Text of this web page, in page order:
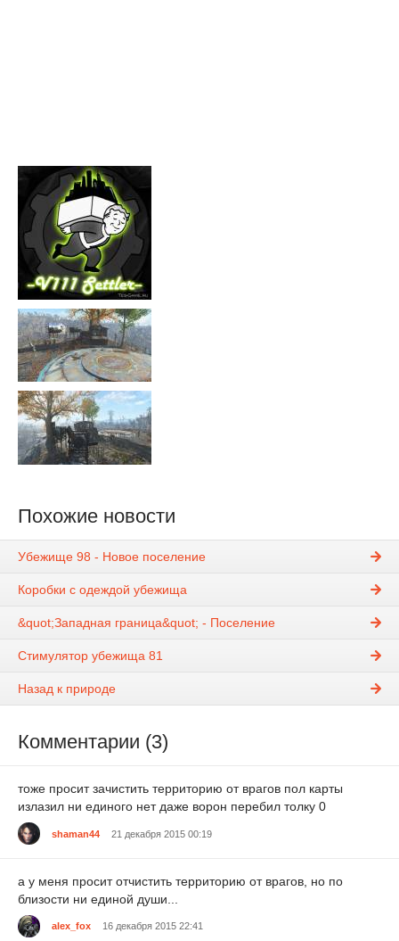
Похожие новости
Убежище 98 - Новое поселение
Коробки с одеждой убежища
&quot;Западная граница&quot; - Поселение
Стимулятор убежища 81
Назад к природе
Комментарии (3)
тоже просит зачистить территорию от врагов пол карты
излазил ни единого нет даже ворон перебил толку 0
shaman44 21 декабря 2015 00:19
а у меня просит отчистить территорию от врагов, но по
близости ни единой души...
alex_fox 16 декабря 2015 22:41